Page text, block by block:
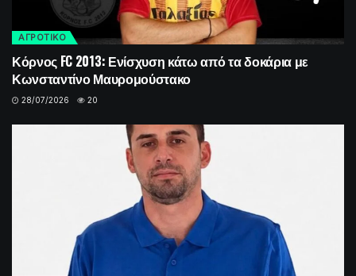
ΑΓΡΟΤΙΚΟ
Κόρνος FC 2013: Ενίσχυση κάτω από τα δοκάρια με
Κωνσταντίνο Μαυρομούστακο
28/07/2026 20